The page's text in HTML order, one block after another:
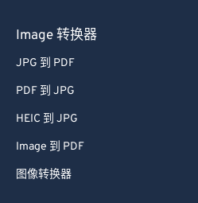
Image 转换器
JPG 到 PDF
PDF 到 JPG
HEIC 到 JPG
Image 到 PDF
图像转换器